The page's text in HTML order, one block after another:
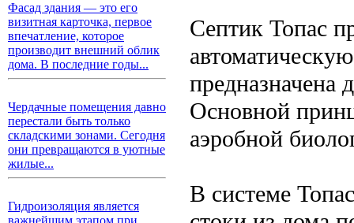
Фасад здания — это его
визитная карточка, первое
впечатление, которое
производит внешний облик
дома. В последние годы...
Чердачные помещения давно
перестали быть только
складскими зонами. Сегодня
они превращаются в уютные
жилые...
Гидроизоляция является
важнейшим этапом при
Септик Топас
предназначена
Основной
аэробной
В системе